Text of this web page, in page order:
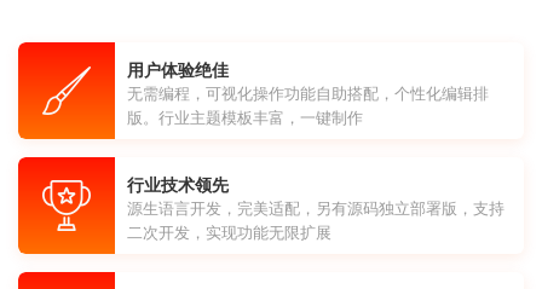
用户体验绝佳
无需编程，可视化操作功能自助搭配，个性化编辑排
版。行业主题模板丰富，一键制作
行业技术领先
源生语言开发，完美适配，另有源码独立部署版，支持
二次开发，实现功能无限扩展